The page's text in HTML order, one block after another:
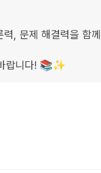
, 문제 해결력을 함
랍니다! 📚✨